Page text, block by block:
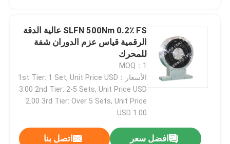
مقياس قوة عزم الدوران
دينامومتر عالي السرعة
SLFN 500Nm 0.2٪ FS عالية الدقة
الرقمية قياس عزم الدوران شفة
للمحرك
MOQ：1
الأسعار：1st Tier: 1 Set, Unit Price USD
3.00 2nd Tier: 2-5 Sets, Unit Price USD
2.00 3rd Tier: Over 5 Sets, Unit Price
USD 1.00
افضل سعر اتصل بنا